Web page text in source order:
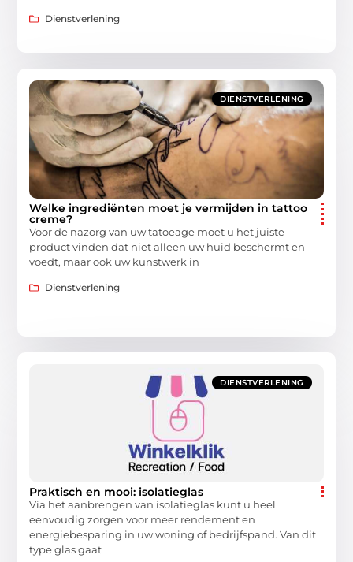
Dienstverlening
DIENSTVERLENING
Welke ingrediënten moet je vermijden in tattoo
creme?
Voor de nazorg van uw tatoeage moet u het juiste
product vinden dat niet alleen uw huid beschermt en
voedt, maar ook uw kunstwerk in
Dienstverlening
DIENSTVERLENING
Praktisch en mooi: isolatieglas
Via het aanbrengen van isolatieglas kunt u heel
eenvoudig zorgen voor meer rendement en
energiebesparing in uw woning of bedrijfspand. Van dit
type glas gaat